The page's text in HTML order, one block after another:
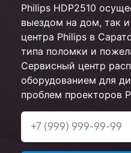
Philips HDP2510
выездом на дом, так и
центра Philips в
типа поломки и
Сервисный центр
оборудованием для
проблем проекторов